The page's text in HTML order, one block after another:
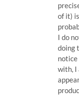
of it)
I do
doing
notice
with, I